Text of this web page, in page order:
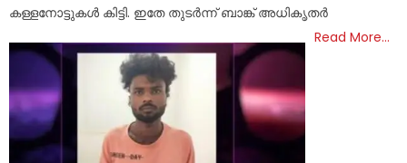
കള്ളനോട്ടുകള്‍ കിട്ടി. ഇതേ തുടര്‍ന്ന് ബാങ്ക് അധികൃതര്‍
Read More…